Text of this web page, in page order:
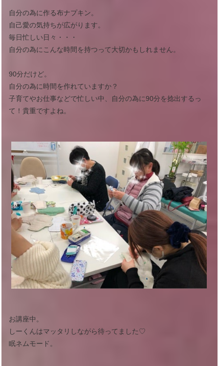
自分の為に作る布ナプキン。
自己愛の気持ちが広がります。
毎日忙しい日々・・・
自分の為にこんな時間を持つって大切かもしれません。
90分だけど。
自分の為に時間を作れていますか？
子育てやお仕事などで忙しい中、自分の為に90分を捻出するっ
て！貴重ですよね。
お講座中。
しーくんはマッタリしながら待ってました♡
眠ネムモード。